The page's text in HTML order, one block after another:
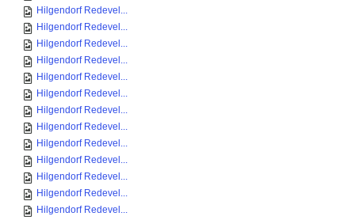
Hilgendorf Redevel...
Hilgendorf Redevel...
Hilgendorf Redevel...
Hilgendorf Redevel...
Hilgendorf Redevel...
Hilgendorf Redevel...
Hilgendorf Redevel...
Hilgendorf Redevel...
Hilgendorf Redevel...
Hilgendorf Redevel...
Hilgendorf Redevel...
Hilgendorf Redevel...
Hilgendorf Redevel...